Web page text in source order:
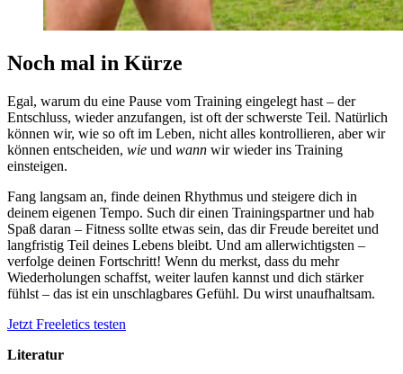
Noch mal in Kürze
Egal, warum du eine Pause vom Training eingelegt hast – der
Entschluss, wieder anzufangen, ist oft der schwerste Teil. Natürlich
können wir, wie so oft im Leben, nicht alles kontrollieren, aber wir
können entscheiden, wie und wann wir wieder ins Training
einsteigen.
Fang langsam an, finde deinen Rhythmus und steigere dich in
deinem eigenen Tempo. Such dir einen Trainingspartner und hab
Spaß daran – Fitness sollte etwas sein, das dir Freude bereitet und
langfristig Teil deines Lebens bleibt. Und am allerwichtigsten –
verfolge deinen Fortschritt! Wenn du merkst, dass du mehr
Wiederholungen schaffst, weiter laufen kannst und dich stärker
fühlst – das ist ein unschlagbares Gefühl. Du wirst unaufhaltsam.
Jetzt Freeletics testen
Literatur